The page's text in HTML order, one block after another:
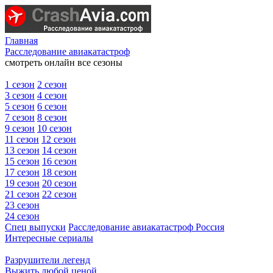
Главная
Расследование авиакатастроф
смотреть онлайн все сезоны
1 сезон 2 сезон
3 сезон 4 сезон
5 сезон 6 сезон
7 сезон 8 сезон
9 сезон 10 сезон
11 сезон 12 сезон
13 сезон 14 сезон
15 сезон 16 сезон
17 сезон 18 сезон
19 сезон 20 сезон
21 сезон 22 сезон
23 сезон
24 сезон
Спец выпуски Расследование авиакатастроф Россия
Интересные сериалы
Разрушители легенд
Выжить любой ценой